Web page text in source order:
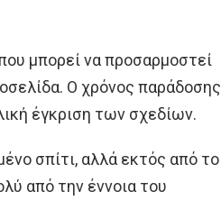
μπορεί να προσαρμοστεί
Ο χρόνος παράδοσης
έγκριση των σχεδίων.
σπίτι, αλλά εκτός από το
από την έννοια του